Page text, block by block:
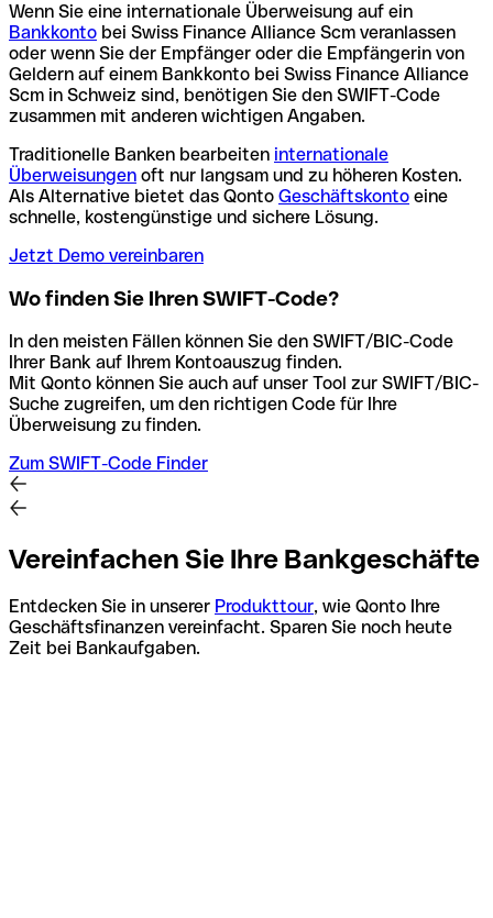
Wenn Sie eine internationale Überweisung auf ein
Bankkonto bei Swiss Finance Alliance Scm veranlassen
oder wenn Sie der Empfänger oder die Empfängerin von
Geldern auf einem Bankkonto bei Swiss Finance Alliance
Scm in Schweiz sind, benötigen Sie den SWIFT-Code
zusammen mit anderen wichtigen Angaben.
Traditionelle Banken bearbeiten internationale
Überweisungen oft nur langsam und zu höheren Kosten.
Als Alternative bietet das Qonto Geschäftskonto eine
schnelle, kostengünstige und sichere Lösung.
Jetzt Demo vereinbaren
Wo finden Sie Ihren SWIFT-Code?
In den meisten Fällen können Sie den SWIFT/BIC-Code
Ihrer Bank auf Ihrem Kontoauszug finden.
Mit Qonto können Sie auch auf unser Tool zur SWIFT/BIC-
Suche zugreifen, um den richtigen Code für Ihre
Überweisung zu finden.
Zum SWIFT-Code Finder
Vereinfachen Sie Ihre Bankgeschäfte
Entdecken Sie in unserer Produkttour, wie Qonto Ihre
Geschäftsfinanzen vereinfacht. Sparen Sie noch heute
Zeit bei Bankaufgaben.